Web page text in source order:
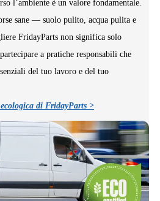
l’ambiente è un valore fondamentale.
sane — suolo pulito, acqua pulita e
FridayParts non significa solo
a pratiche responsabili che
del tuo lavoro e del tuo
di FridayParts >